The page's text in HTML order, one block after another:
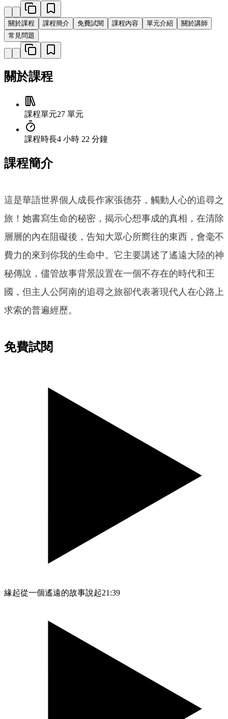
關於課程 課程簡介 免費試閱 課程內容 單元介紹
關於講師
常見問題
關於課程
課程單元27 單元
課程時長4 小時 22 分鐘
課程簡介
這是華語世界個人成長作家張德芬，觸動人心的追尋之
旅！她書寫生命的秘密，揭示心想事成的真相，在清除
層層的內在阻礙後，告知大眾心所嚮往的東西，會毫不
費力的來到你我的生命中。它主要講述了遙遠大陸的神
秘傳說，儘管故事背景設置在一個不存在的時代和王
國，但主人公阿南的追尋之旅卻代表著現代人在心路上
求索的普遍經歷。
免費試閱
緣起從一個遙遠的故事說起21:39